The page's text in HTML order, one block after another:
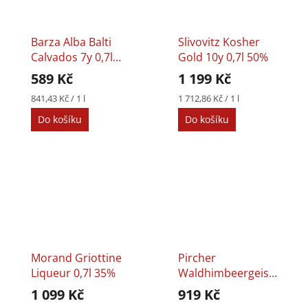
Barza Alba Balti
Calvados 7y 0,7l
40%
589 Kč
Měrná
cena:
841,43 Kč / 1 l
Do košíku
Slivovitz Kosher
Gold 10y 0,7l 50%
1 199 Kč
Měrná
cena:
1 712,86 Kč / 1 l
Do košíku
Morand Griottine
Liqueur 0,7l 35%
1 099 Kč
Pircher
Waldhimbeergeist
0,7l 40%
919 Kč